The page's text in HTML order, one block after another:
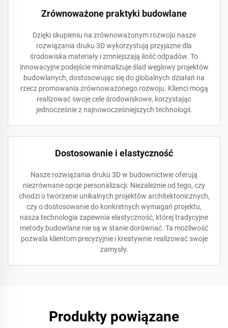
Zrównoważone praktyki budowlane
Dzięki skupieniu na zrównoważonym rozwoju nasze
rozwiązania druku 3D wykorzystują przyjazne dla
środowiska materiały i zmniejszają ilość odpadów. To
innowacyjne podejście minimalizuje ślad węglowy projektów
budowlanych, dostosowując się do globalnych działań na
rzecz promowania zrównoważonego rozwoju. Klienci mogą
realizować swoje cele środowiskowe, korzystając
jednocześnie z najnowocześniejszych technologii.
Dostosowanie i elastyczność
Nasze rozwiązania druku 3D w budownictwie oferują
niezrównane opcje personalizacji. Niezależnie od tego, czy
chodzi o tworzenie unikalnych projektów architektonicznych,
czy o dostosowanie do konkretnych wymagań projektu,
nasza technologia zapewnia elastyczność, której tradycyjne
metody budowlane nie są w stanie dorównać. Ta możliwość
pozwala klientom precyzyjnie i kreatywnie realizować swoje
zamysły.
Produkty powiązane